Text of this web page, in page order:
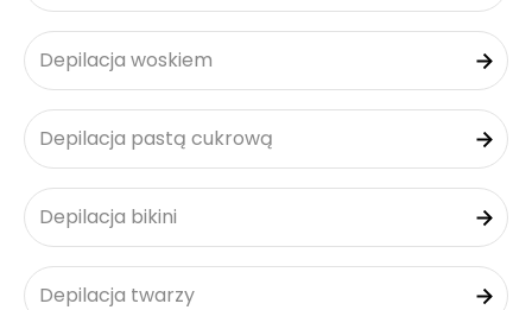
Depilacja woskiem
Depilacja pastą cukrową
Depilacja bikini
Depilacja twarzy